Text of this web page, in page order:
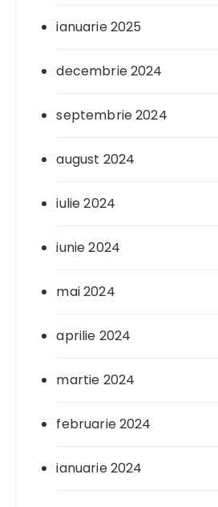
ianuarie 2025
decembrie 2024
septembrie 2024
august 2024
iulie 2024
iunie 2024
mai 2024
aprilie 2024
martie 2024
februarie 2024
ianuarie 2024